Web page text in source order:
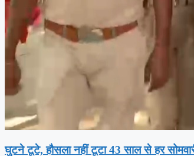
घुटने टूटे, हौसला नहीं टूटा 43 साल से हर